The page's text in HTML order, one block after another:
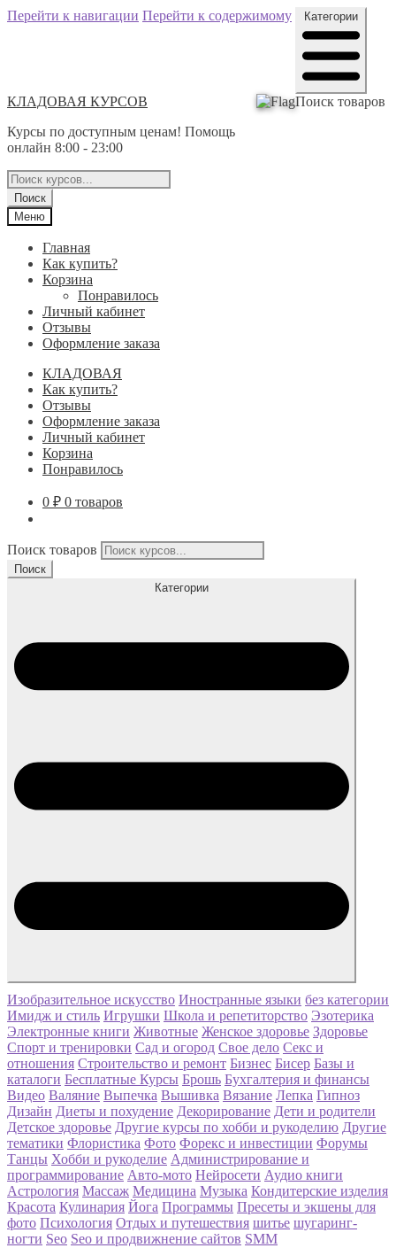
Перейти к навигации Перейти к содержимому
КЛАДОВАЯ КУРСОВ
Курсы по доступным ценам! Помощь
онлайн 8:00 - 23:00
Категории
Поиск товаров
Поиск
Меню
Главная
Как купить?
Корзина
Понравилось
Личный кабинет
Отзывы
Оформление заказа
КЛАДОВАЯ
Как купить?
Отзывы
Оформление заказа
Личный кабинет
Корзина
Понравилось
0 ₽ 0 товаров
Поиск товаров
Поиск
Категории
Изобразительное искусство Иностранные языки без категории
Имидж и стиль Игрушки Школа и репетиторство Эзотерика
Электронные книги Животные Женское здоровье Здоровье
Спорт и тренировки Сад и огород Свое дело Секс и
отношения Строительство и ремонт Бизнес Бисер Базы и
каталоги Бесплатные Курсы Брошь Бухгалтерия и финансы
Видео Валяние Выпечка Вышивка Вязание Лепка Гипноз
Дизайн Диеты и похудение Декорирование Дети и родители
Детское здоровье Другие курсы по хобби и рукоделию Другие
тематики Флористика Фото Форекс и инвестиции Форумы
Танцы Хобби и рукоделие Администрирование и
программирование Авто-мото Нейросети Аудио книги
Астрология Массаж Медицина Музыка Кондитерские изделия
Красота Кулинария Йога Программы Пресеты и экшены для
фото Психология Отдых и путешествия шитье шугаринг-
ногти Seo Seo и продвижнение сайтов SMM